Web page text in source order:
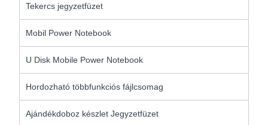
Tekercs jegyzetfüzet
Mobil Power Notebook
U Disk Mobile Power Notebook
Hordozható többfunkciós fájlcsomag
Ajándékdoboz készlet Jegyzetfüzet